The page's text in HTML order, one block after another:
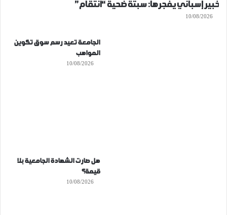
خبير إسباني يفجرها: سبتة ضحية “انتقام”
10/08/2026
الجامعة تعيد رسم سوق تكوين
المواهب
10/08/2026
هل صارت الشهادة الجامعية بلا
قيمة؟
10/08/2026